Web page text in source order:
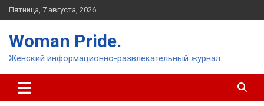
Перейти
к
Пятница, 7 августа, 2026
Woman Pride.
Женский информационно-развлекательный журнал.